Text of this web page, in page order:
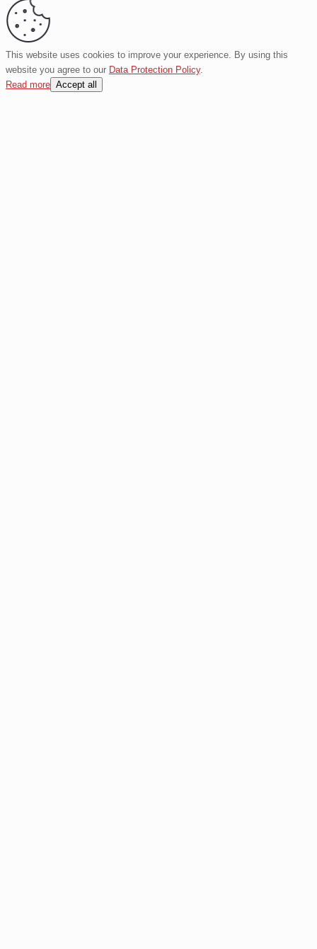
This website uses cookies to improve your experience. By using this
website you agree to our Data Protection Policy.
Read more Accept all